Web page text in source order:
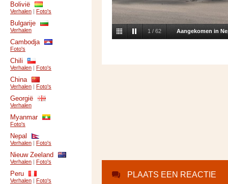
2 / 62 Vlucht naar
PLAATS EEN REACTIE
Bolivië
Verhalen | Foto's
Bulgarije
Verhalen
Cambodja
Foto's
Chili
Verhalen | Foto's
China
Verhalen | Foto's
Georgië
Verhalen
Myanmar
Foto's
Nepal
Verhalen | Foto's
Nieuw Zeeland
Verhalen | Foto's
Peru
Verhalen | Foto's